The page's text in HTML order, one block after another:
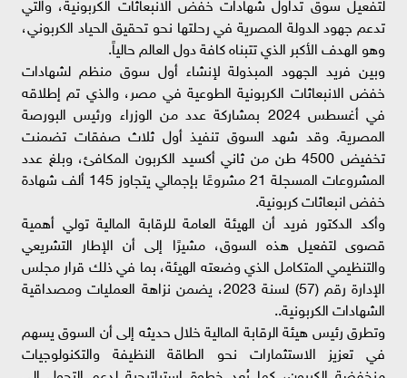
تدعم جهود الدولة المصرية في رحلتها نحو تحقيق الحياد الكربوني،
وهو الهدف الأكبر الذي تتبناه كافة دول العالم حالياً.
وبين فريد الجهود المبذولة لإنشاء أول سوق منظم لشهادات
خفض الانبعاثات الكربونية الطوعية في مصر، والذي تم إطلاقه
في أغسطس 2024 بمشاركة عدد من الوزراء ورئيس البورصة
المصرية. وقد شهد السوق تنفيذ أول ثلاث صفقات تضمنت
تخفيض 4500 طن من ثاني أكسيد الكربون المكافئ، وبلغ عدد
المشروعات المسجلة 21 مشروعًا بإجمالي يتجاوز 145 ألف شهادة
خفض انبعاثات كربونية.
وأكد الدكتور فريد أن الهيئة العامة للرقابة المالية تولي أهمية
قصوى لتفعيل هذه السوق، مشيرًا إلى أن الإطار التشريعي
والتنظيمي المتكامل الذي وضعته الهيئة، بما في ذلك قرار مجلس
الإدارة رقم (57) لسنة 2023، يضمن نزاهة العمليات ومصداقية
الشهادات الكربونية..
وتطرق رئيس هيئة الرقابة المالية خلال حديثه إلى أن السوق يسهم
في تعزيز الاستثمارات نحو الطاقة النظيفة والتكنولوجيات